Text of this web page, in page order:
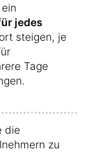
jedes
steigen, je
Tage
die
zu